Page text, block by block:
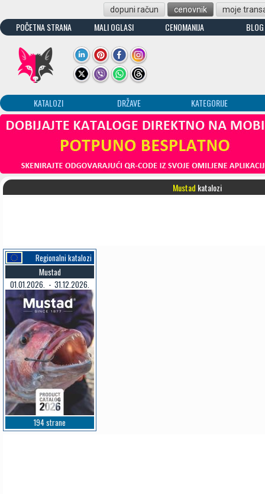
dopuni račun cenovnik moje
POČETNA STRANA MALI OGLASI CENOMANIJA BLOG
KATALOZI DRŽAVE KATEGORIJE
Mustad katalozi
Regionalni katalozi
Mustad
01.01.2026. - 31.12.2026.
194 strane